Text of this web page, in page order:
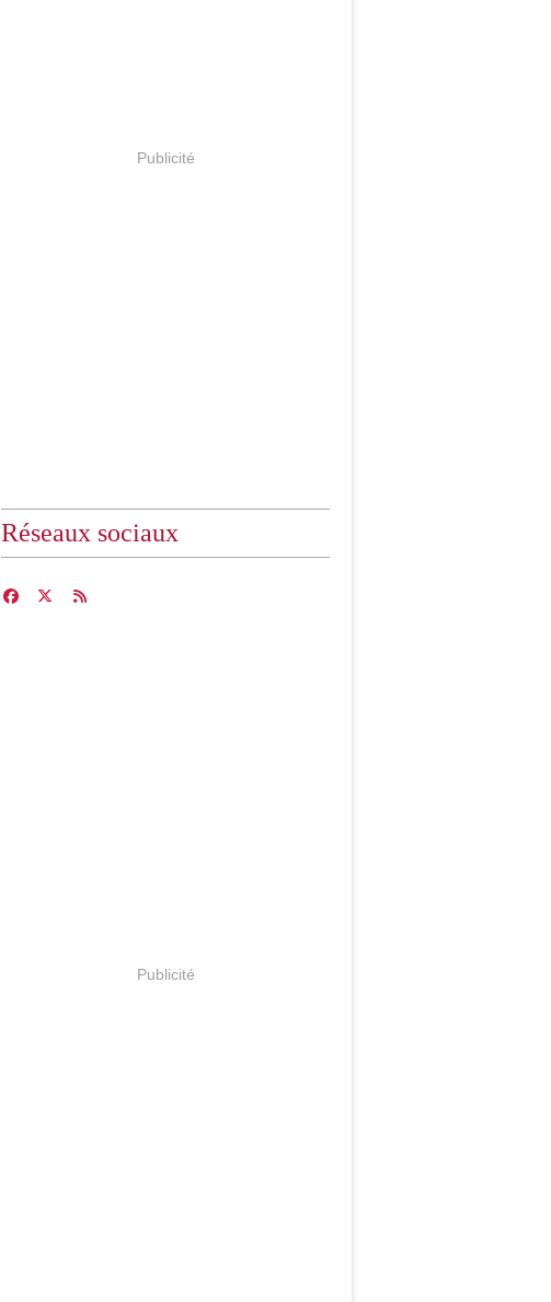
Publicité
Réseaux sociaux
Publicité